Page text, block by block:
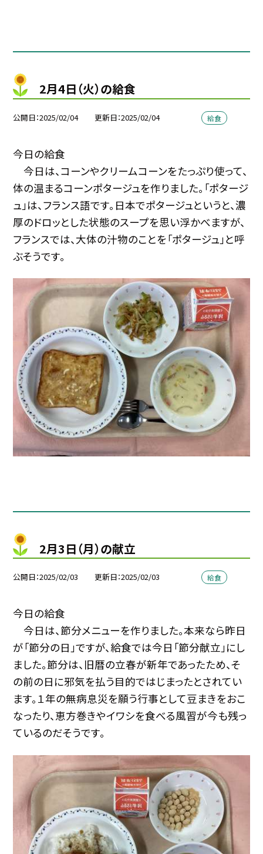
2月4日（火）の給食
公開日 2025/02/04 更新日 2025/02/04 給食
今日の給食
今日は、コーンやクリームコーンをたっぷり使って、
体の温まるコーンポタージュを作りました。「ポタージ
ュ」は、フランス語です。日本でポタージュというと、濃
厚のドロッとした状態のスープを思い浮かべますが、
フランスでは、大体の汁物のことを「ポタージュ」と呼
ぶそうです。
2月3日（月）の献立
公開日 2025/02/03 更新日 2025/02/03 給食
今日の給食
今日は、節分メニューを作りました。本来なら昨日
が「節分の日」ですが、給食では今日「節分献立」にし
ました。節分は、旧暦の立春が新年であったため、そ
の前の日に邪気を払う目的ではじまったとされてい
ます。１年の無病息災を願う行事として豆まきをおこ
なったり、恵方巻きやイワシを食べる風習が今も残っ
ているのだそうです。